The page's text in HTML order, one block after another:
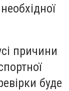
причини
буде